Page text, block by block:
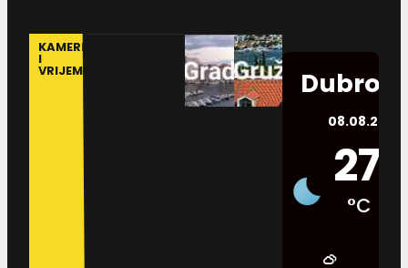
KAMERE
I
VRIJEME
08.08.2026.
27
°C